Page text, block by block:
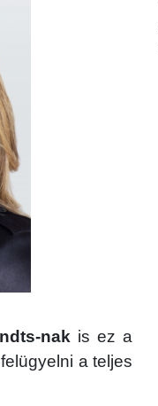
nak is ez a
a teljes